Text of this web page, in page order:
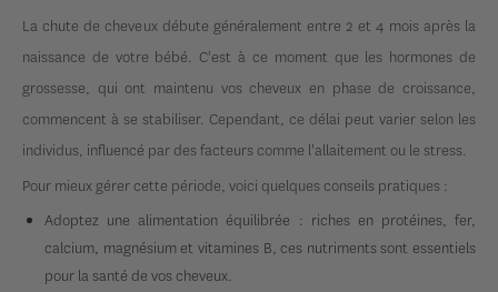
La chute de cheveux débute généralement entre 2 et 4 mois après la
naissance de votre bébé. C'est à ce moment que les hormones de
grossesse, qui ont maintenu vos cheveux en phase de croissance,
commencent à se stabiliser. Cependant, ce délai peut varier selon les
individus, influencé par des facteurs comme l'allaitement ou le stress.
Pour mieux gérer cette période, voici quelques conseils pratiques :
Adoptez une alimentation équilibrée : riches en protéines, fer,
calcium, magnésium et vitamines B, ces nutriments sont essentiels
pour la santé de vos cheveux.